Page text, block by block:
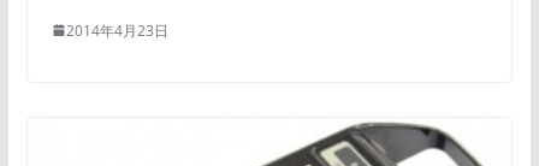
2014年4月23日